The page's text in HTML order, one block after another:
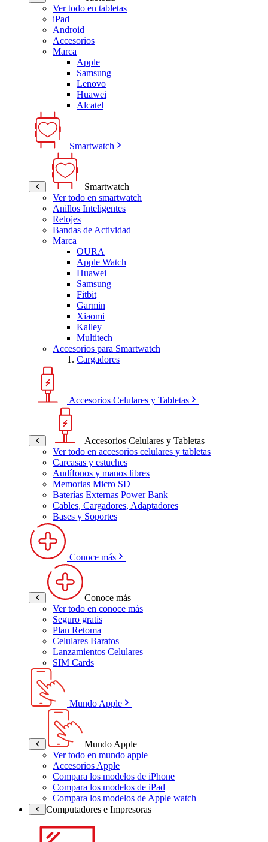
Ver todo en tabletas
iPad
Android
Accesorios
Marca
Apple
Samsung
Lenovo
Huawei
Alcatel
Smartwatch
Smartwatch
Ver todo en smartwatch
Anillos Inteligentes
Relojes
Bandas de Actividad
Marca
OURA
Apple Watch
Huawei
Samsung
Fitbit
Garmin
Xiaomi
Kalley
Multitech
Accesorios para Smartwatch
Cargadores
Accesorios Celulares y Tabletas
Accesorios Celulares y Tabletas
Ver todo en accesorios celulares y tabletas
Carcasas y estuches
Audífonos y manos libres
Memorias Micro SD
Baterías Externas Power Bank
Cables, Cargadores, Adaptadores
Bases y Soportes
Conoce más
Conoce más
Ver todo en conoce más
Seguro gratis
Plan Retoma
Celulares Baratos
Lanzamientos Celulares
SIM Cards
Mundo Apple
Mundo Apple
Ver todo en mundo apple
Accesorios Apple
Compara los modelos de iPhone
Compara los modelos de iPad
Compara los modelos de Apple watch
Computadores e Impresoras